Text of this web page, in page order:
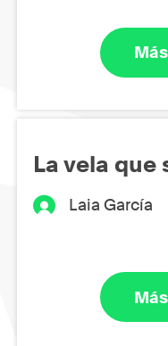
La vela que
Laia García